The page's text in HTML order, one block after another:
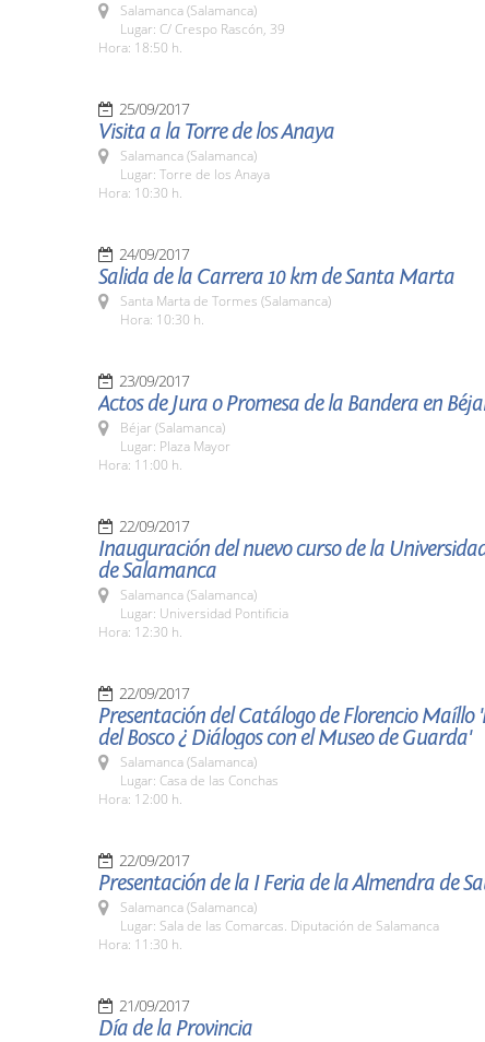
Salamanca (Salamanca)
Lugar: C/ Crespo Rascón, 39
Hora: 18:50 h.
25/09/2017
Visita a la Torre de los Anaya
Salamanca (Salamanca)
Lugar: Torre de los Anaya
Hora: 10:30 h.
24/09/2017
Salida de la Carrera 10 km de Santa Marta
Santa Marta de Tormes (Salamanca)
Hora: 10:30 h.
23/09/2017
Actos de Jura o Promesa de la Bandera en
Béjar (Salamanca)
Lugar: Plaza Mayor
Hora: 11:00 h.
22/09/2017
Inauguración del nuevo curso de la
de Salamanca
Salamanca (Salamanca)
Lugar: Universidad Pontificia
Hora: 12:30 h.
22/09/2017
Presentación del Catálogo de Florencio Maíllo
del Bosco ¿ Diálogos con el Museo de Guarda'
Salamanca (Salamanca)
Lugar: Casa de las Conchas
Hora: 12:00 h.
22/09/2017
Presentación de la I Feria de la Almendra de
Salamanca (Salamanca)
Lugar: Sala de las Comarcas. Diputación de Salamanca
Hora: 11:30 h.
21/09/2017
Día de la Provincia